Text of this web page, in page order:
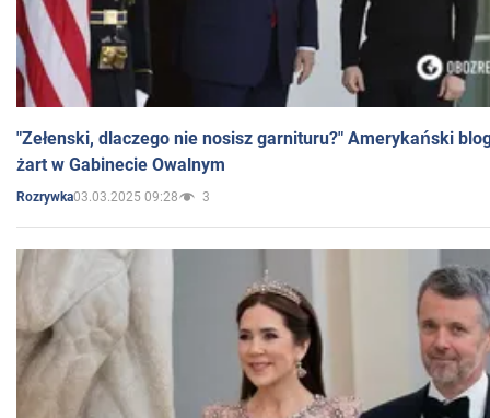
"Zełenski, dlaczego nie nosisz garnituru?" Amerykański
żart w Gabinecie Owalnym
Rozrywka03.03.2025 09:28 3